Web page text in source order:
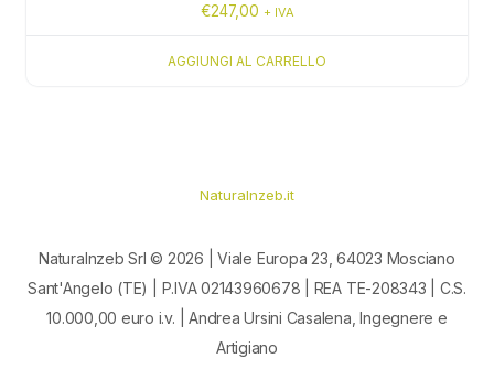
€247,00 + IVA
AGGIUNGI AL CARRELLO
Naturalnzeb.it
Naturalnzeb Srl © 2026 | Viale Europa 23, 64023 Mosciano
Sant'Angelo (TE) | P.IVA 02143960678 | REA TE-208343 | C.S.
10.000,00 euro i.v. | Andrea Ursini Casalena, Ingegnere e
Artigiano